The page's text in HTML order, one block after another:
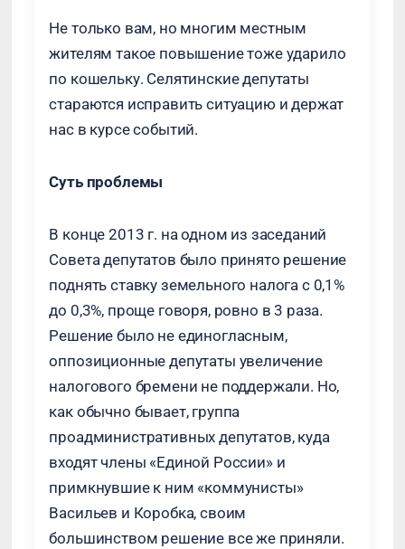
Не только вам, но многим местным
жителям такое повышение тоже ударило
по кошельку. Селятинские депутаты
стараются исправить ситуацию и держат
нас в курсе событий.
Суть проблемы
В конце 2013 г. на одном из заседаний
Совета депутатов было принято решение
поднять ставку земельного налога с 0,1%
до 0,3%, проще говоря, ровно в 3 раза.
Решение было не единогласным,
оппозиционные депутаты увеличение
налогового бремени не поддержали. Но,
как обычно бывает, группа
проадминистративных депутатов, куда
входят члены «Единой России» и
примкнувшие к ним «коммунисты»
Васильев и Коробка, своим
большинством решение все же приняли.